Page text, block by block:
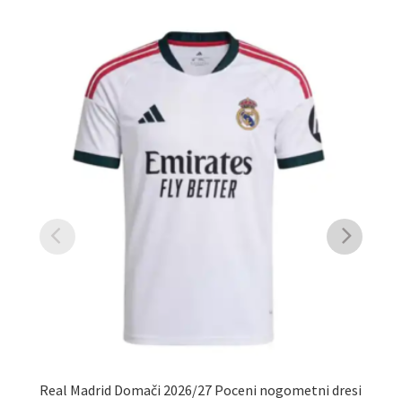
Real Madrid Domači 2026/27 Poceni nogometni dresi